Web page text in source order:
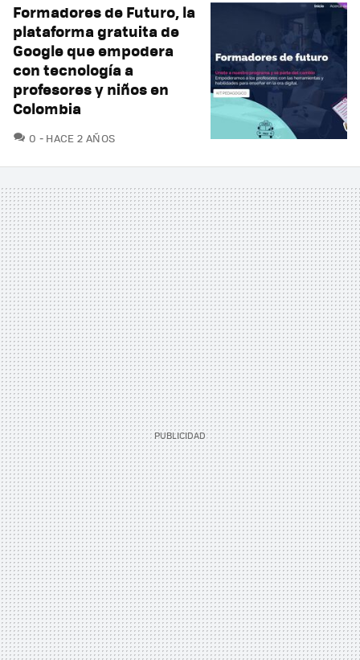
Formadores de Futuro, la
plataforma gratuita de
Google que empodera
con tecnología a
profesores y niños en
Colombia
0 COMENTARIOS
HACE 2 AÑOS